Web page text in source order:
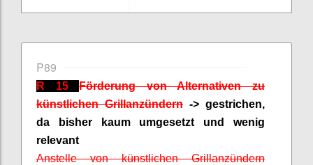
P89
R 15Förderung von Alternativen zu
künstlichen Grillanzündern -> gestrichen,
da bisher kaum umgesetzt und wenig
relevant
Anstelle von künstlichen Grillanzündern